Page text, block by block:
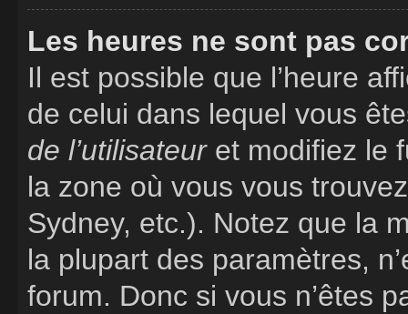
Les heures ne sont pas
Il est possible que l’heure
de celui dans lequel vous
de l’utilisateuret modifiez le
la zone où vous vous
Sydney, etc.). Notez que la
la plupart des paramètres,
forum. Donc si vous n’êtes